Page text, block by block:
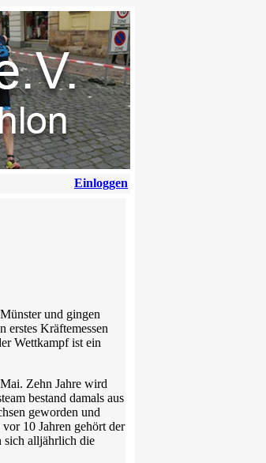
Einloggen
und gingen
erstes Kräftemessen
Wettkampf ist ein
Zehn Jahre wird
bestand damals aus
geworden und
10 Jahren gehört der
sich alljährlich die